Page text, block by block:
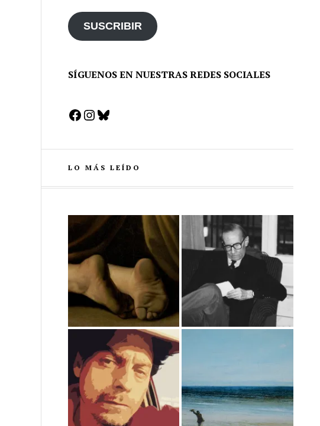
SUSCRIBIR
SÍGUENOS EN NUESTRAS REDES SOCIALES
Facebook
Instagram
Bluesky
LO MÁS LEÍDO